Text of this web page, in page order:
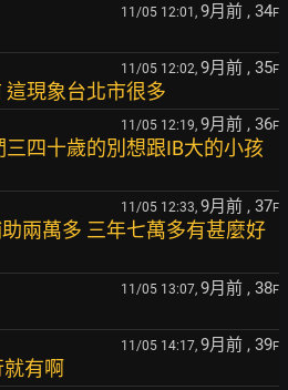
11/05 12:01, 9月前 , 34F
11/05 12:02, 9月前 , 35F
現象台北市很多
11/05 12:19, 9月前 , 36F
三四十歲的別想跟IB大的小孩
11/05 12:33, 9月前 , 37F
兩萬多 三年七萬多有甚麼好
11/05 13:07, 9月前 , 38F
11/05 14:17, 9月前 , 39F
有啊